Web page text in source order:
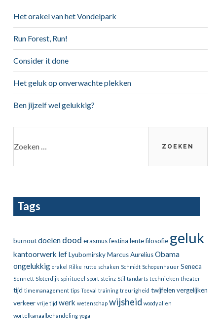
Het orakel van het Vondelpark
Run Forest, Run!
Consider it done
Het geluk op onverwachte plekken
Ben jijzelf wel gelukkig?
naar:
Tags
burnoutdoelen dood erasmusfestina lentefilosofie geluk
kantoorwerk lefLyubomirskyMarcus AureliusObama
ongelukkig orakel Rilke rutte schaken Schmidt Schopenhauer Seneca
Sennett Sloterdijk spiritueel sport steinz Stil tandarts technieken theater
tijd timemanagement tips Toeval training treurigheid twijfelen vergelijken
verkeer vrije tijd werk wetenschap wijsheid woody allen
wortelkanaalbehandeling yoga